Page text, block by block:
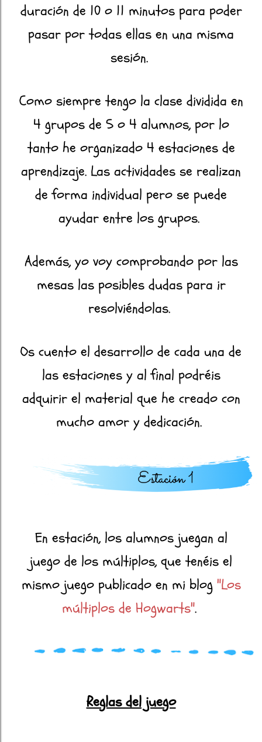
duración de 10 o 11 minutos para poder
pasar por todas ellas en una misma
sesión.
Como siempre tengo la clase dividida en
4 grupos de 5 o 4 alumnos, por lo
tanto he organizado 4 estaciones de
aprendizaje. Las actividades se realizan
de forma individual pero se puede
ayudar entre los grupos.
Además, yo voy comprobando por las
mesas las posibles dudas para ir
resolviéndolas.
Os cuento el desarrollo de cada una de
las estaciones y al final podréis
adquirir el material que he creado con
mucho amor y dedicación.
En estación, los alumnos juegan al
juego de los múltiplos, que tenéis el
mismo juego publicado en mi blog "Los
múltiplos de Hogwarts".
Reglas del juego